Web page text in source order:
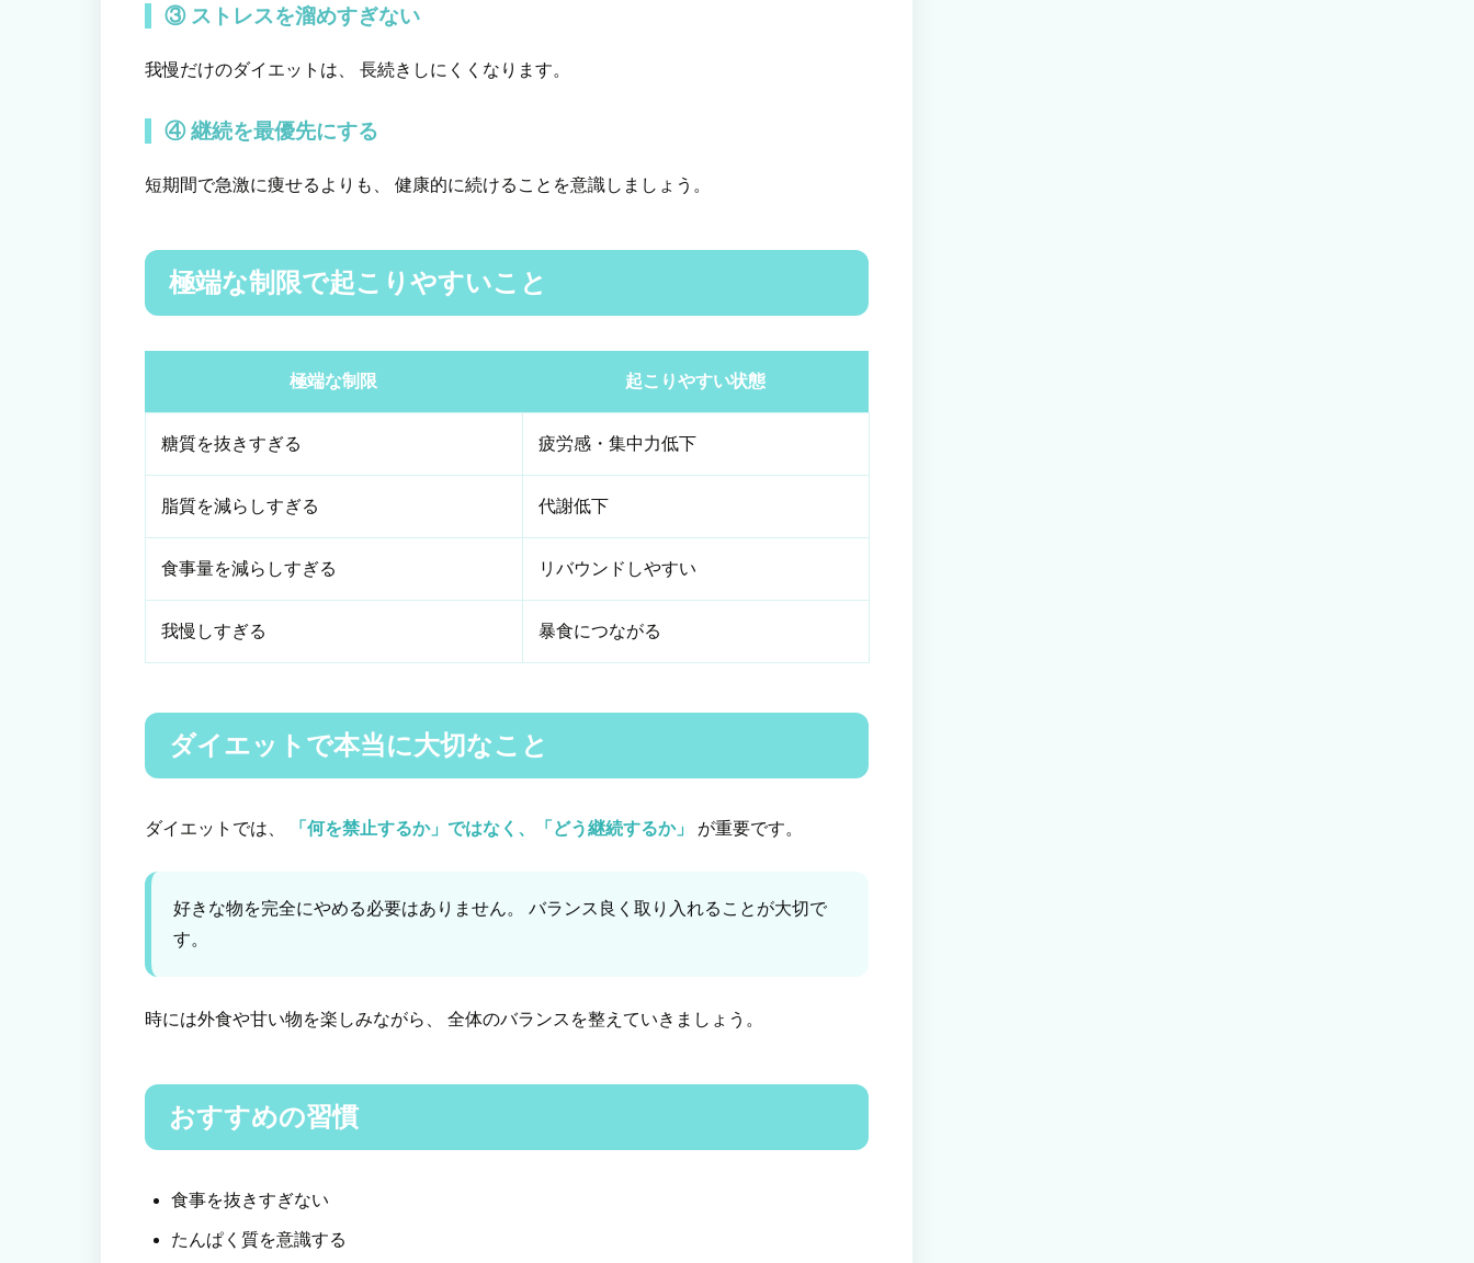
③ ストレスを溜めすぎない
我慢だけのダイエットは、 長続きしにくくなります。
④ 継続を最優先にする
短期間で急激に痩せるよりも、 健康的に続けることを意識しましょう。
極端な制限で起こりやすいこと
極端な制限 起こりやすい状態
糖質を抜きすぎる 疲労感・集中力低下
脂質を減らしすぎる 代謝低下
食事量を減らしすぎる リバウンドしやすい
我慢しすぎる 暴食につながる
ダイエットで本当に大切なこと
ダイエットでは、 「何を禁止するか」ではなく、「どう継続するか」 が重要です。
好きな物を完全にやめる必要はありません。 バランス良く取り入れることが大切で
す。
時には外食や甘い物を楽しみながら、 全体のバランスを整えていきましょう。
おすすめの習慣
食事を抜きすぎない
たんぱく質を意識する